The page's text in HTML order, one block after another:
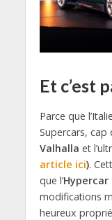
Et c’est
Parce que
Supercars, cap
Valhalla et
article ici).
que l’Hypercar
modifications
heureux